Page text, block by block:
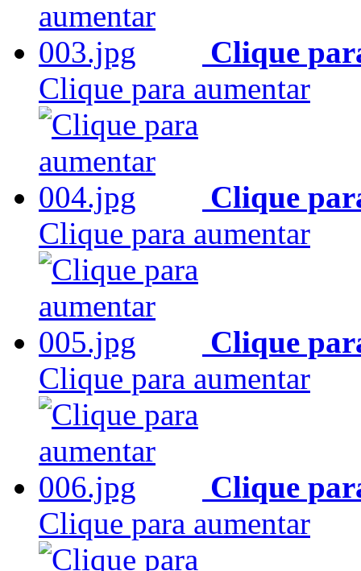
Clique
Clique para aumentar
Clique
Clique para aumentar
Clique
Clique para aumentar
Clique
Clique para aumentar